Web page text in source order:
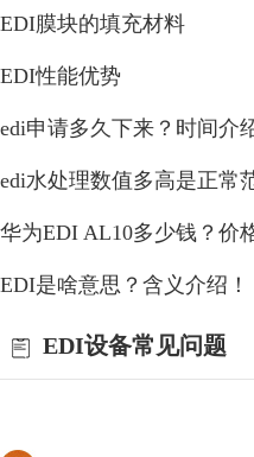
EDI膜块的填充材料
EDI性能优势
edi申请多久下来？时间介
edi水处理数值多高是正常
华为EDI AL10多少钱？价
EDI是啥意思？含义介绍！
EDI设备常见问题
EDI模块对海水和高盐
EDI模块简单的说就是利用
水，同时将工业污染物、重
质全部隔离，从而达到饮
EDI标准文件咋读？方法
EDI的标准文件我们可能
连怎么打开它都不清楚，
应该咱读这类文件呢？